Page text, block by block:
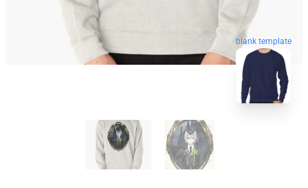
blank template